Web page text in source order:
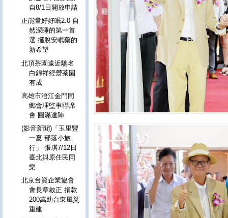
自8/1日開放申請
正能量好好眠2.0 自
然深睡的第一首
選 擺脫安眠藥的
新希望
北頂茶園遠近馳名
白錦祥經營茶園
有成
高雄市浯江金門同
鄉會理監事聯席
會 圓滿達陣
(影音新聞)「玉里豐
一夏 部落小旅
行」 張琪7/12日
臺北與原住民同
樂
北京台資企業協會
會長章啟正 捐款
200萬助台東風災
重建